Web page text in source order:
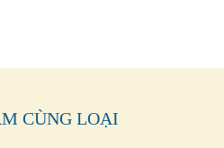
CÙNG LOẠI